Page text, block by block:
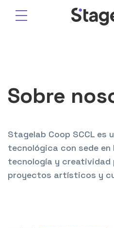
Saltar
Sobre
Stagelab Coop SCCL es
tecnológica con sede en
tecnología y creatividad
proyectos artísticos y